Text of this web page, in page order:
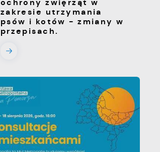
ochrony zwięrząt w
zakresie utrzymania
psów i kotów - zmiany w
przepisach.